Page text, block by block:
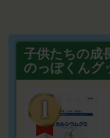
子供たちの成
のっぽくんグ